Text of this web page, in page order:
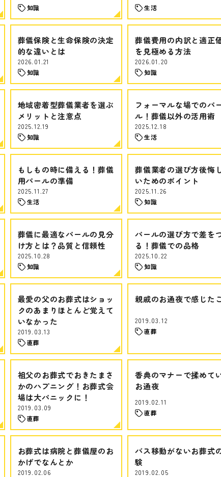
知識
生活
葬儀保険と生命保険の決定
的な違いとは
2026.01.21
知識
葬儀費用の内訳と適正
を見極める方法
2026.01.20
知識
地域密着型葬儀業者を選ぶ
メリットと注意点
2025.12.19
知識
フォーマルな場でのパ
ル！葬儀以外の活用術
2025.12.18
生活
もしもの時に備える！葬儀
用パールの準備
2025.11.27
生活
葬儀業者の選び方後悔
いためのポイント
2025.11.26
知識
葬儀に最適なパールの見分
け方とは？品質と信頼性
2025.10.28
知識
パールの選び方で差を
る！葬儀での品格
2025.10.22
知識
最愛の父のお葬式はショッ
クのあまりほとんど覚えて
いなかった
2019.03.13
直葬
親戚のお通夜で感じた
2019.03.12
直葬
祖父のお葬式でおきたまさ
かのハプニング！お葬式会
場は大パニックに！
2019.03.09
直葬
香典のマナーで揉めて
お通夜
2019.02.11
直葬
お葬式は病院と葬儀屋のお
かげでなんとか
2019.02.06
バス移動がないお葬式
験
2019.02.05